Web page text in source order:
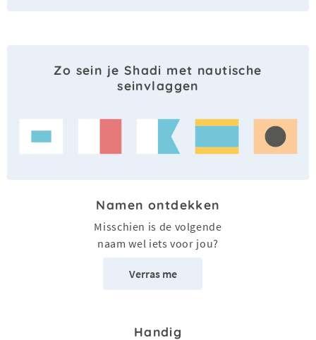
Zo sein je Shadi met nautische
seinvlaggen
Namen ontdekken
Misschien is de volgende
naam wel iets voor jou?
Verras me
Handig